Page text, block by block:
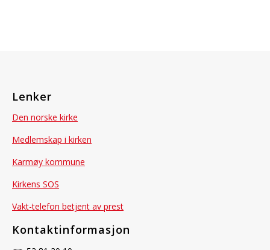
Lenker
Den norske kirke
Medlemskap i kirken
Karmøy kommune
Kirkens SOS
Vakt-telefon betjent av prest
Kontaktinformasjon